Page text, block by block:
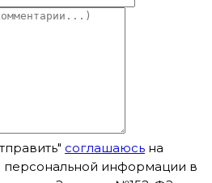
соглашаюсь на
персональной информации в